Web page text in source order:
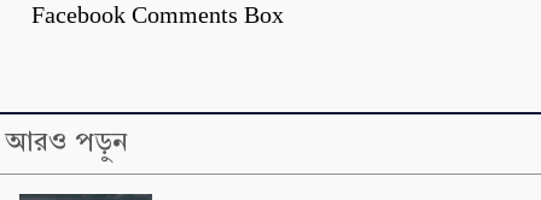
Facebook Comments Box
আরও পড়ুন